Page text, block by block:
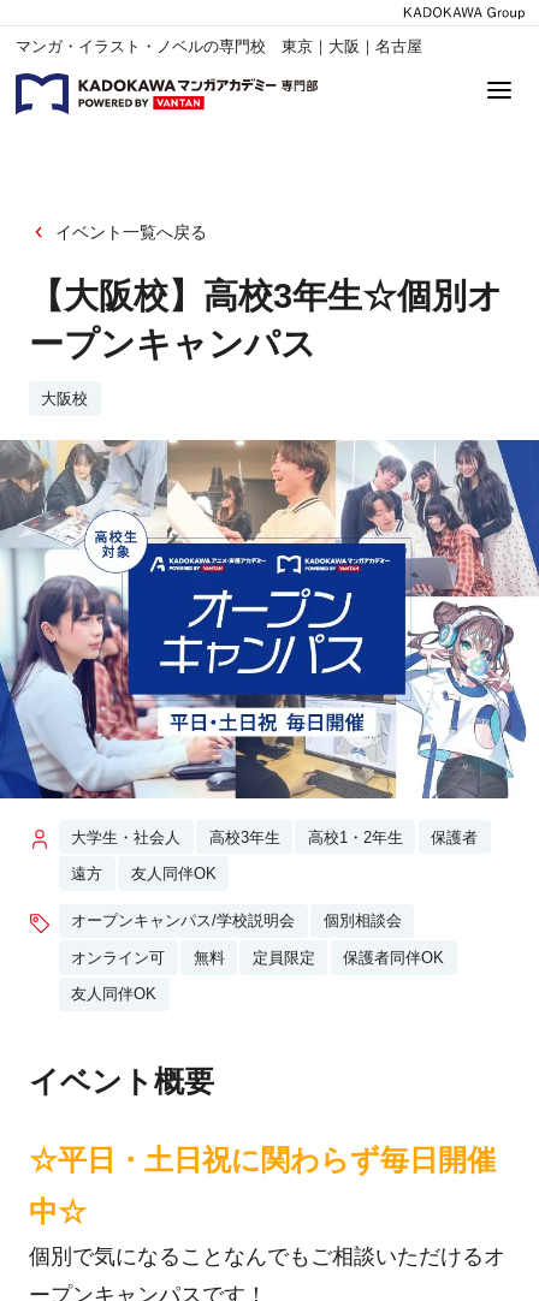
マンガ・イラスト・ノベルの専門校 東京｜大阪｜名古屋
イベント一覧へ戻る
【大阪校】高校3年生☆個別オ
ープンキャンパス
大阪校
大学生・社会人 高校3年生 高校1・2年生 保護者
遠方 友人同伴OK
オープンキャンパス/学校説明会 個別相談会
オンライン可 無料 定員限定 保護者同伴OK
友人同伴OK
イベント概要
☆平日・土日祝に関わらず毎日開催
中☆
個別で気になることなんでもご相談いただけるオ
ープンキャンパスです！